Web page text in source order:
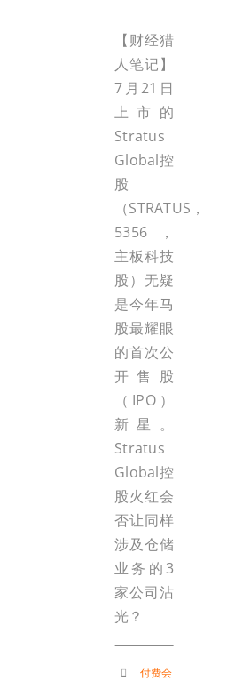
【财经猎
人笔记】
7月21日
上市的
Stratus
Global控
股
（STRATUS，
5356，
主板科技
股）无疑
是今年马
股最耀眼
的首次公
开售股
（IPO）
新星。
Stratus
Global控
股火红会
否让同样
涉及仓储
业务的3
家公司沾
光？
付费会